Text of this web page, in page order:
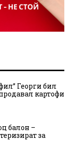
Георги бил
картофи
балон –
за